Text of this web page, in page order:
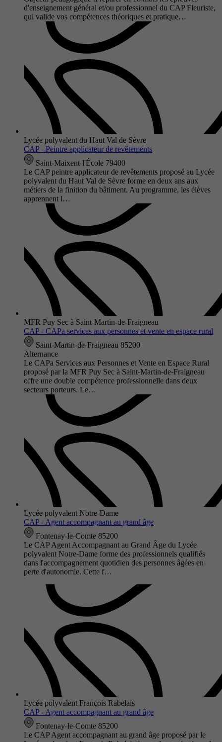
d'enseignement général et/ou professionnel du CAP Fleuriste,
qui valide vos compétences théoriques et pratique…
Lycée polyvalent du Haut Val de Sèvre
CAP - Peintre applicateur de revêtements
Saint-Maixent-l'École 79400
Le CAP peintre applicateur de revêtements proposé au Lycée
polyvalent du Haut Val de Sèvre forme en deux ans aux
métiers de la finition du bâtiment. Au programme, les élèves
apprennent l…
MFR Puy Sec à Saint-Martin-de-Fraigneau
CAP - CAPa services aux personnes et vente en espace rural
Saint-Martin-de-Fraigneau 85200
Alternance
Le CAPa Services aux Personnes et Vente en Espace Rural
proposé par la MFR Puy Sec à Saint-Martin-de-Fraigneau
offre une double compétence professionnelle dans deux
secteurs porteurs. Le…
Lycée polyvalent Notre-Dame
CAP - Agent accompagnant au grand âge
Fontenay-le-Comte 85200
Le CAP Agent Accompagnant au Grand Âge du Lycée
polyvalent Notre-Dame forme des professionnels qualifiés
dans l'accompagnement quotidien des personnes âgées en
perte d'autonomie. Cette f…
Lycée polyvalent François Rabelais
CAP - Agent accompagnant au grand âge
Fontenay-le-Comte 85200
Le CAP Agent accompagnant au grand âge proposé par le